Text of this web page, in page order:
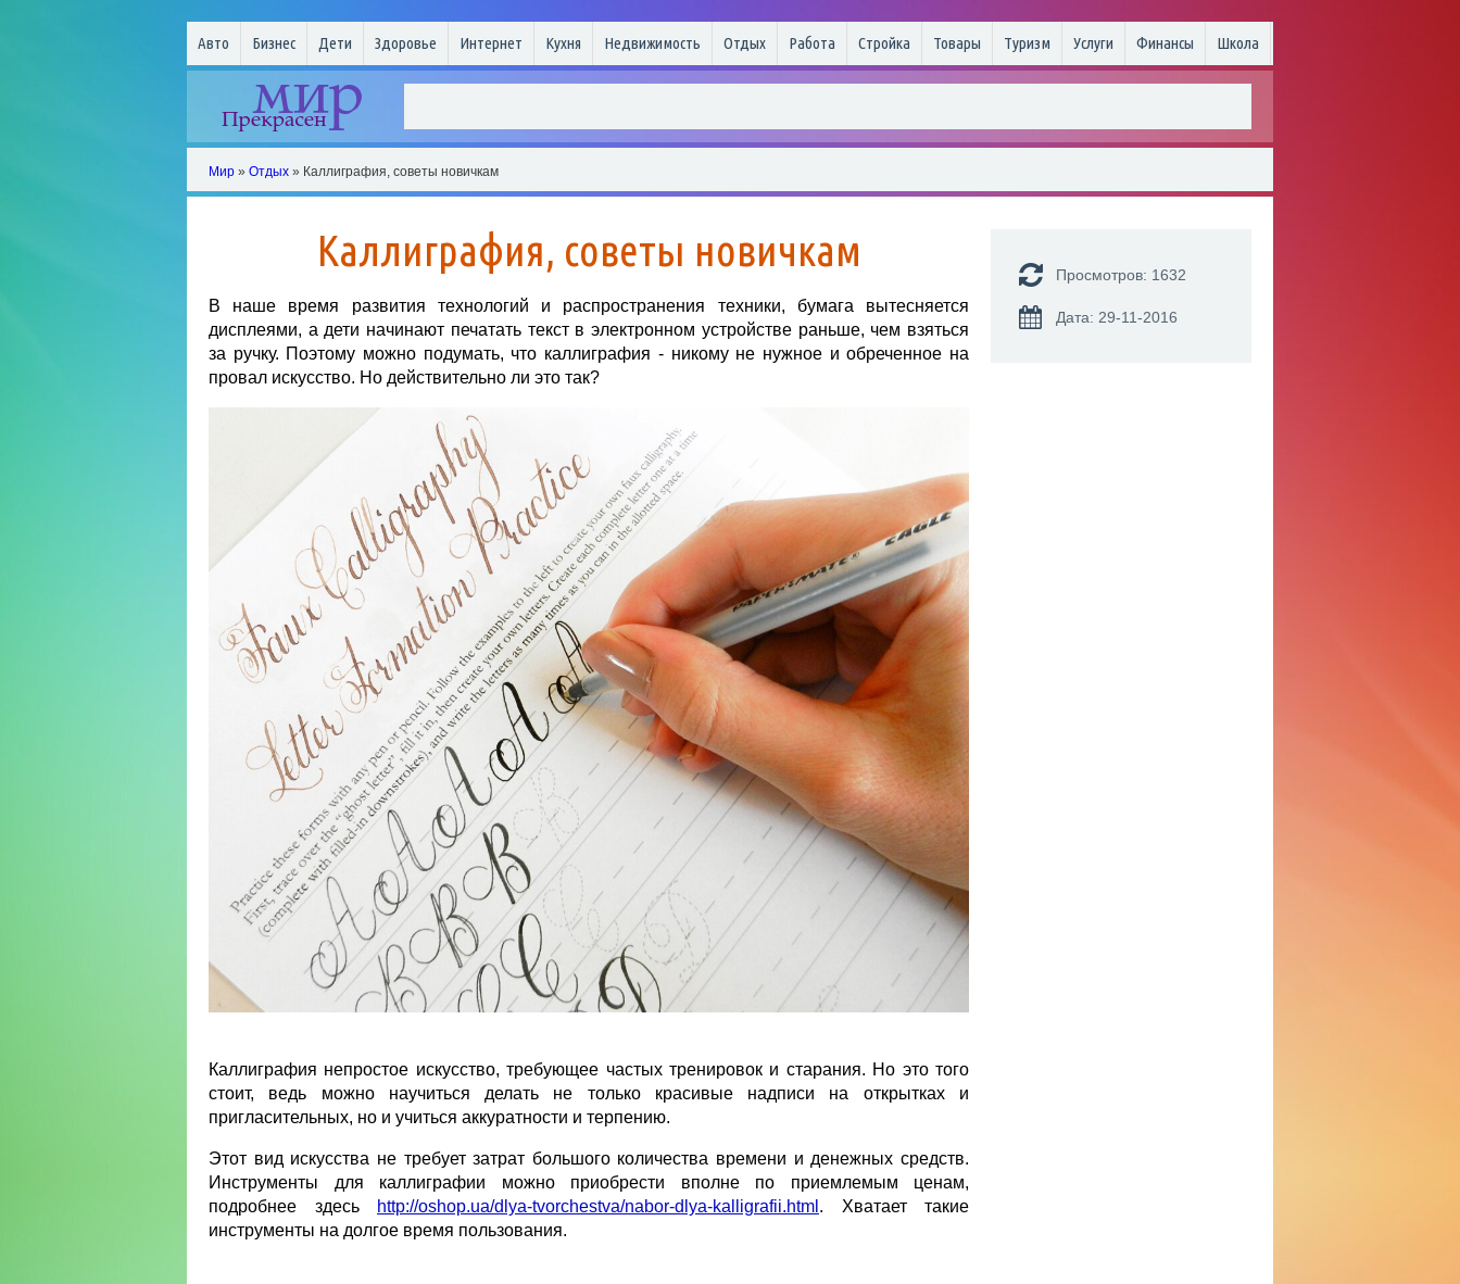
Авто Бизнес Дети Здоровье Интернет Кухня Недвижимость Отдых Работа Стройка Товары Туризм Услуги Финансы Школа
Мир » Отдых » Каллиграфия, советы новичкам
Каллиграфия, советы новичкам
В наше время развития технологий и распространения техники, бумага вытесняется
дисплеями, а дети начинают печатать текст в электронном устройстве раньше, чем взяться
за ручку. Поэтому можно подумать, что каллиграфия - никому не нужное и обреченное на
провал искусство. Но действительно ли это так?
Каллиграфия непростое искусство, требующее частых тренировок и старания. Но это того
стоит, ведь можно научиться делать не только красивые надписи на открытках и
пригласительных, но и учиться аккуратности и терпению.
Этот вид искусства не требует затрат большого количества времени и денежных средств.
Инструменты для каллиграфии можно приобрести вполне по приемлемым ценам,
подробнее здесь
http://oshop.ua/dlya-tvorchestva/nabor-dlya-kalligrafii.html . Хватает такие
инструменты на долгое время пользования.
Просмотров: 1632
Дата: 29-11-2016